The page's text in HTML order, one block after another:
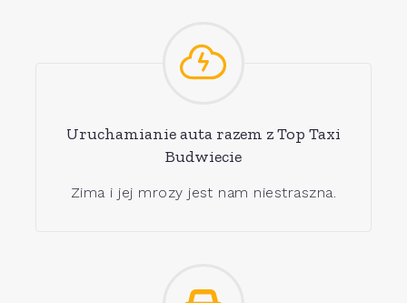
Uruchamianie auta razem z Top Taxi
Budwiecie
Zima i jej mrozy jest nam niestraszna.